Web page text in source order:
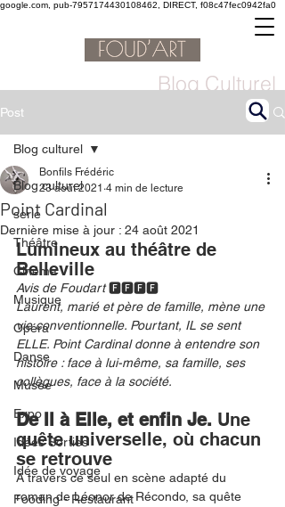
google.com, pub-7957174430108462, DIRECT, f08c47fec0942fa0
Blog Culturel
Post
Blog culturel
serie
Théâtre
Cinéma
Musique
Opéra
Danse
Musée
Expo
Idées Sorties
Idée de voyage
Fooding - Restaurant
Blog culturel
Point Cardinal
Bonfils Frédéric
23 août 2021 4 min de lecture
Dernière mise à jour : 24 août 2021
Lumineux au théâtre de
Belleville
Avis de Foudart 🅵🅵🅵🅵
Laurent, marié et père de famille, mène une
vie conventionnelle. Pourtant, IL se sent
ELLE. Point Cardinal donne à entendre son
histoire : face à lui-même, sa famille, ses
collègues, face à la société.
De Il à Elle, et enfin Je. Une
quête universelle, où chacun
se retrouve
À travers ce seul en scène adapté du
roman de Léonor de Récondo, sa quête